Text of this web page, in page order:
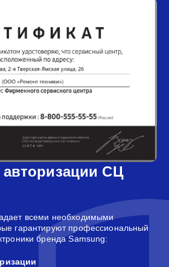
СЦ
всеми необходимыми
гарантируют профессиональный
бренда Samsung: